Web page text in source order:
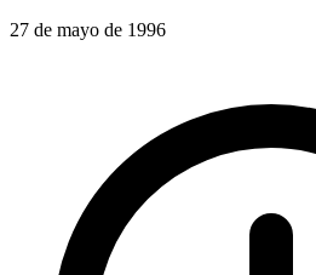
27 de mayo de 1996